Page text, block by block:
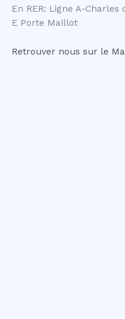
En RER: Ligne A-
E Porte Maillot
Retrouver nous sur le